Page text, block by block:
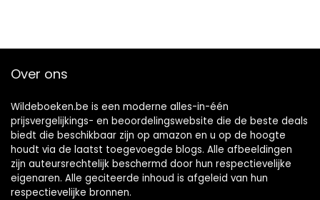
Over ons
Wildeboeken.be is een moderne alles-in-één
prijsvergelijkings- en beoordelingswebsite die de beste deals
biedt die beschikbaar zijn op amazon en u op de hoogte
houdt via de laatst toegevoegde blogs. Alle afbeeldingen
zijn auteursrechtelijk beschermd door hun respectievelijke
eigenaren. Alle geciteerde inhoud is afgeleid van hun
respectievelijke bronnen.